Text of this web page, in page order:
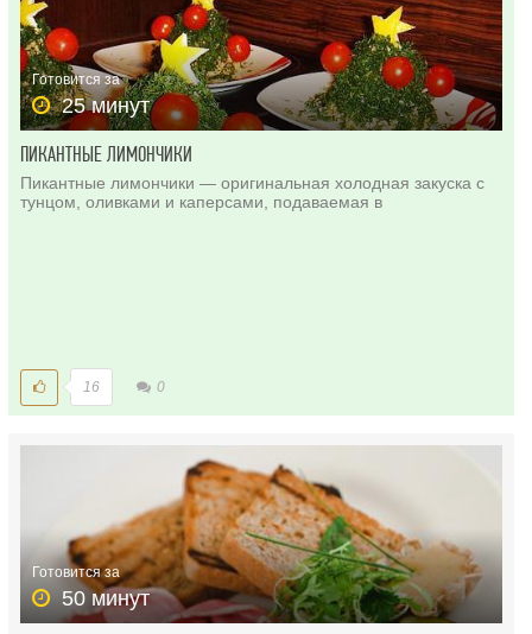
Готовится за
25 минут
ПИКАНТНЫЕ ЛИМОНЧИКИ
Пикантные лимончики — оригинальная холодная закуска с
тунцом, оливками и каперсами, подаваемая в
16 0
Готовится за
50 минут